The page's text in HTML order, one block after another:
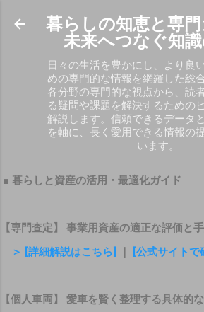
スキップしてメイン コンテ
暮らしの知恵と専門
未来へつなぐ知識
日々の生活を豊かにし、より良
めの専門的な情報を網羅した総
各分野の専門的な視点から、読
る疑問や課題を解決するための
解説します。信頼できるデータ
を軸に、長く愛用できる情報の
います。
■ 暮らしと資産の活用・最適化ガイド
【専門査定】 事業用資産の適正な評価と
＞ [詳細解説はこちら]
[公式サイトで
【個人車両】 愛車を賢く整理する具体的